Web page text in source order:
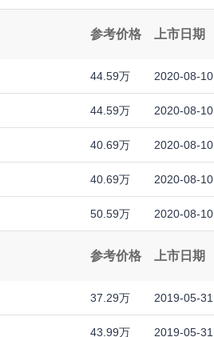
参考价格 上市日期
44.59万 2020-08-10
44.59万 2020-08-10
40.69万 2020-08-10
40.69万 2020-08-10
50.59万 2020-08-10
参考价格 上市日期
37.29万 2019-05-31
43.99万 2019-05-31